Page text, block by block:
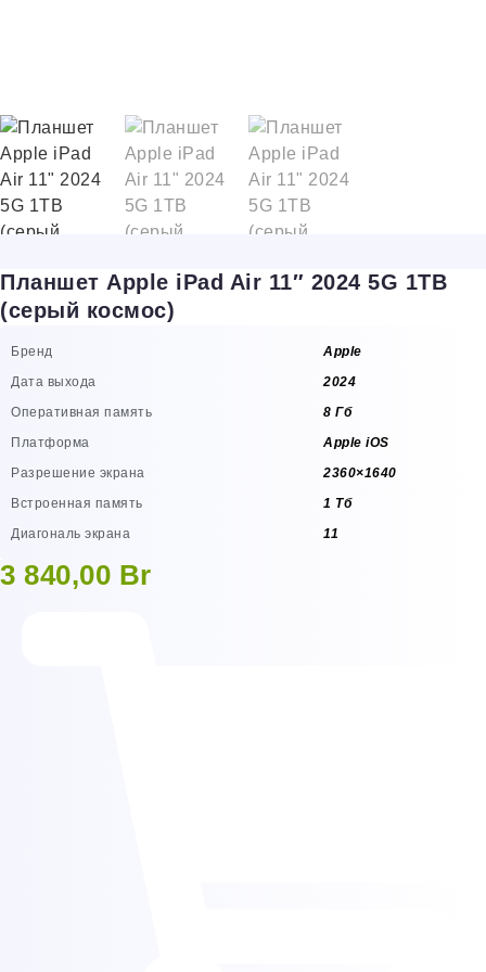
Планшет Apple iPad Air 11″ 2024 5G 1TB
(серый космос)
Бренд
Apple
Дата выхода
2024
Оперативная память
8 Гб
Платформа
Apple iOS
Разрешение экрана
2360×1640
Встроенная память
1 Тб
Диагональ экрана
11
3 840,00 Br